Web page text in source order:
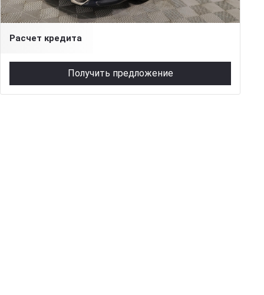
1 549 000 ₽
Расчет кредита
Получить предложение